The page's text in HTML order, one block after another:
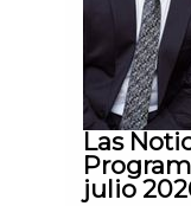
Las
julio